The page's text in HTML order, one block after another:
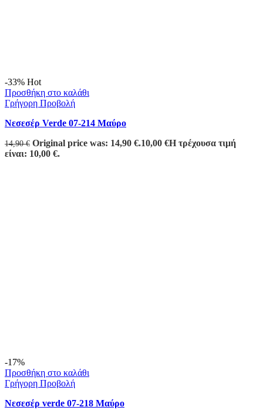
-33% Hot
Προσθήκη στο καλάθι
Γρήγορη Προβολή
Νεσεσέρ Verde 07-214 Μαύρο
14,90€ Original price was: 14,90 €.10,00 €Η τρέχουσα τιμή
είναι: 10,00 €.
-17%
Προσθήκη στο καλάθι
Γρήγορη Προβολή
Νεσεσέρ verde 07-218 Μαύρο